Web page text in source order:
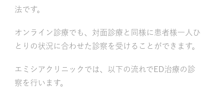
法です。
オンライン診療でも、対面診療と同様に患者様一人ひ
とりの状況に合わせた診察を受けることができます。
エミシアクリニックでは、以下の流れでED治療の診
察を行います。